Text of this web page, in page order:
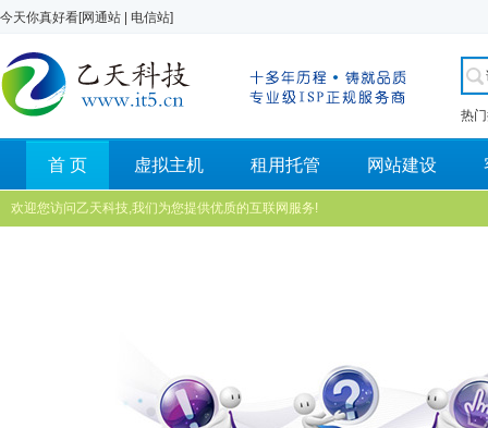
今天你真好看[网通站 电信站]
热
首 页 虚拟主机 租用托管 网站建设
欢迎您访问乙天科技,我们为您提供优质的互联网服务!